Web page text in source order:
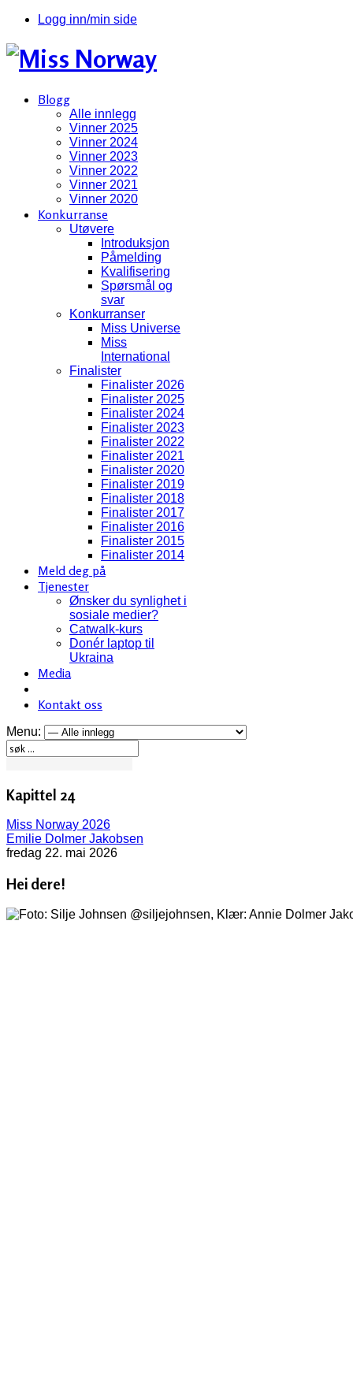
Logg inn/min side
Blogg
Alle innlegg
Vinner 2025
Vinner 2024
Vinner 2023
Vinner 2022
Vinner 2021
Vinner 2020
Konkurranse
Utøvere
Introduksjon
Påmelding
Kvalifisering
Spørsmål og
svar
Konkurranser
Miss Universe
Miss
International
Finalister
Finalister 2026
Finalister 2025
Finalister 2024
Finalister 2023
Finalister 2022
Finalister 2021
Finalister 2020
Finalister 2019
Finalister 2018
Finalister 2017
Finalister 2016
Finalister 2015
Finalister 2014
Meld deg på
Tjenester
Ønsker du synlighet i
sosiale medier?
Catwalk-kurs
Donér laptop til
Ukraina
Media
Kontakt oss
Menu:
Kapittel 24
Miss Norway 2026
Emilie Dolmer Jakobsen
fredag 22. mai 2026
Hei dere!